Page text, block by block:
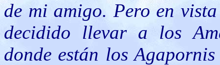
de mi amigo. Pero en
decidido llevar a los
donde están los